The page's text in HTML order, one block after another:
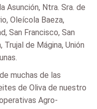
Asunción, Ntra. Sra. de
Oleícola Baeza,
San Francisco, San
de Mágina, Unión
muchas de las
de Oliva de nuestro
Agro-